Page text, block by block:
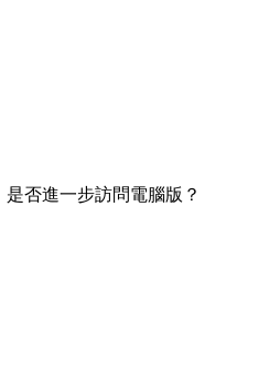
否進一步訪問電腦版？